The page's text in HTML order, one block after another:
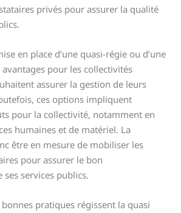
privés pour assurer la qualité
en place d’une quasi-régie ou d’une
pour les collectivités
assurer la gestion de leurs
ces options impliquent
pour la collectivité, notamment en
humaines et de matériel. La
être en mesure de mobiliser les
pour assurer le bon
services publics.
pratiques régissent la quasi